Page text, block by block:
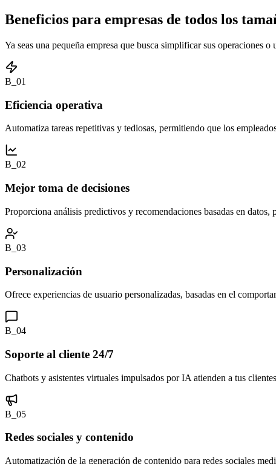
Beneficios para empresas de todos los
Ya seas una pequeña empresa que busca simplificar sus operaciones
B_01
Eficiencia operativa
Automatiza tareas repetitivas y tediosas, permitiendo que los
B_02
Mejor toma de decisiones
Proporciona análisis predictivos y recomendaciones basadas en datos,
B_03
Personalización
Ofrece experiencias de usuario personalizadas, basadas en el
B_04
Soporte al cliente 24/7
Chatbots y asistentes virtuales impulsados por IA atienden a tus
B_05
Redes sociales y contenido
Automatización de la generación de contenido para redes sociales